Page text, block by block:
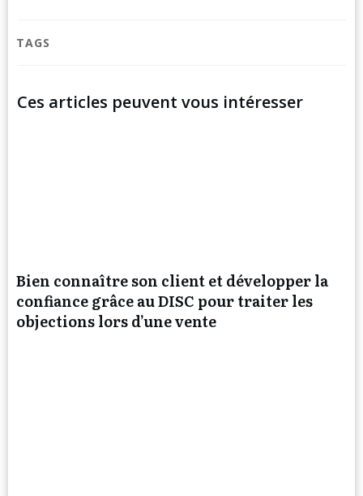
TAGS
Ces articles peuvent vous intéresser
Bien connaître son client et développer la
confiance grâce au DISC pour traiter les
objections lors d’une vente